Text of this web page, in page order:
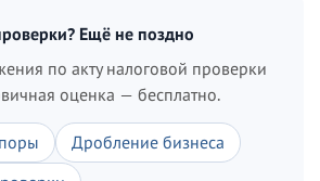
Ещё не поздно
по акту налоговой проверки
оценка — бесплатно.
Дробление бизнеса